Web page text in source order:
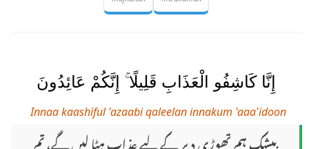
إِنَّا كَاشِفُو الْعَذَابِ قَلِيلًا ۚ إِنَّكُمْ عَائِدُونَ
Innaa kaashiful 'azaabi qaleelan innakum 'aaa'idoon
بیشک ہم تھوڑی دیر کے لیے عذاب ہٹا لیں گے، تم